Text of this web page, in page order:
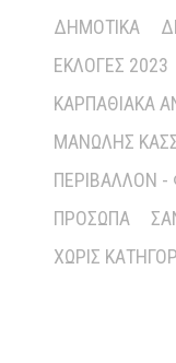
ΔΗΜΟΤΙΚΆ
ΕΚΛΟΓΈΣ 2023
ΚΑΡΠΑΘΙΑΚΆ
ΜΑΝΏΛΗΣ
ΠΕΡΙΒΆΛΛΟΝ -
ΠΡΌΣΩΠΑ
ΧΩΡΊΣ